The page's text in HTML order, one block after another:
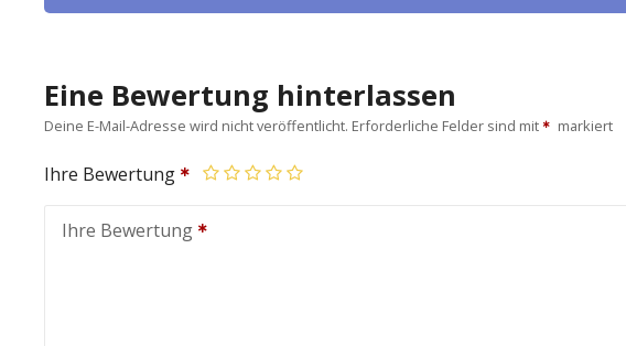
Eine Bewertung hinterlassen
Deine E-Mail-Adresse wird nicht veröffentlicht. Erforderliche Felder sind mit markiert
Ihre Bewertung
Ihre Bewertung